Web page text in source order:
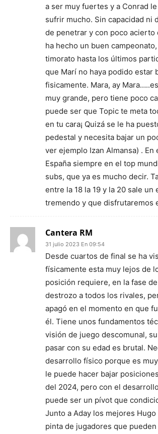
a ser muy fuertes y a Conrad
sufrir mucho. Sin capacidad ni
de penetrar y con poco acierto
ha hecho un buen
timorato hasta los últimos
que Marí no haya podido estar
fisicamente. Mara, ay
muy grande, pero tiene poco
puede ser que Topic te meta
en tu cara¡ Quizá se le ha
pedestal y necesita bajar un
ver ejemplo Izan Almansa) . En
España siempre en el top
subs, que ya es mucho decir.
entre la 18 la 19 y la 20 sale un
tremendo y que disfrutaremos
Cantera RM
31 julio 2023 En 09:54
Desde cuartos de final se ha
físicamente esta muy lejos de
posición requiere, en la fase
destrozo a todos los rivales,
apagó en el momento en que
él. Tiene unos fundamentos
visión de juego descomunal,
pasar con su edad es brutal.
desarrollo físico porque es
le puede hacer bajar
del 2024, pero con el
puede ser un pívot que
Junto a Aday los mejores
pinta de jugadores que